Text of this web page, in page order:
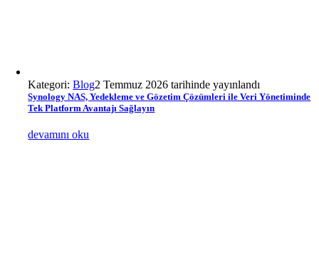
Kategori:Blog2 Temmuz 2026 tarihinde yayınlandı
Synology NAS, Yedekleme ve Gözetim Çözümleri ile Veri Yönetiminde
Tek Platform Avantajı Sağlayın
devamını oku